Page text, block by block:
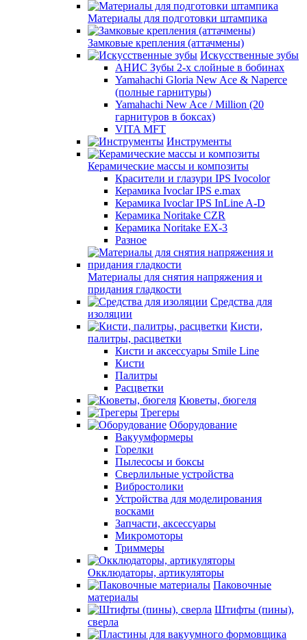
Материалы для подготовки штампика
Замковые крепления (аттачмены)
Искусственные зубы
АНИС Зубы 2-х слойные в бобинах
Yamahachi Gloria New Ace & Naperce
(полные гарнитуры)
Yamahachi New Ace / Million (20
гарнитуров в боксах)
VITA MFT
Инструменты
Керамические массы и композиты
Красители и глазури IPS Ivocolor
Керамика Ivoclar IPS e.max
Керамика Ivoclar IPS InLine A-D
Керамика Noritake CZR
Керамика Noritake EX-3
Разное
Материалы для снятия напряжения и
придания гладкости
Средства для
изоляции
Кисти,
палитры, расцветки
Кисти и аксессуары Smile Line
Кисти
Палитры
Расцветки
Кюветы, бюгеля
Трегеры
Оборудование
Вакуумформеры
Горелки
Пылесосы и боксы
Сверлильные устройства
Вибростолики
Устройства для моделирования
восками
Запчасти, аксессуары
Микромоторы
Триммеры
Окклюдаторы, артикуляторы
Паковочные
материалы
Штифты (пины),
сверла